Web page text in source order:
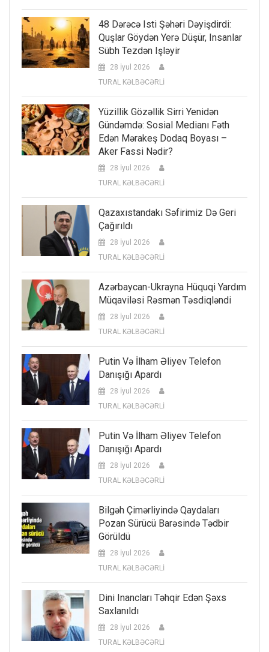
48 Dərəcə Isti Şəhəri Dəyişdirdi:
Quşlar Göydən Yerə Düşür, Insanlar
Sübh Tezdən Işləyir
28 İyul 2026
TURAL KƏLBƏCƏRLİ
Yüzillik Gözəllik Sirri Yenidən
Gündəmdə: Sosial Medianı Fəth
Edən Mərakeş Dodaq Boyası –
Aker Fassi Nədir?
28 İyul 2026
TURAL KƏLBƏCƏRLİ
Qazaxıstandakı Səfirimiz Də Geri
Çağırıldı
28 İyul 2026
TURAL KƏLBƏCƏRLİ
Azərbaycan-Ukrayna Hüquqi Yardım
Müqaviləsi Rəsmən Təsdiqləndi
28 İyul 2026
TURAL KƏLBƏCƏRLİ
Putin Və İlham Əliyev Telefon
Danışığı Apardı
28 İyul 2026
TURAL KƏLBƏCƏRLİ
Putin Və İlham Əliyev Telefon
Danışığı Apardı
28 İyul 2026
TURAL KƏLBƏCƏRLİ
Bilgəh Çimərliyində Qaydaları
Pozan Sürücü Barəsində Tədbir
Görüldü
28 İyul 2026
TURAL KƏLBƏCƏRLİ
Dini Inancları Təhqir Edən Şəxs
Saxlanıldı
28 İyul 2026
TURAL KƏLBƏCƏRLİ